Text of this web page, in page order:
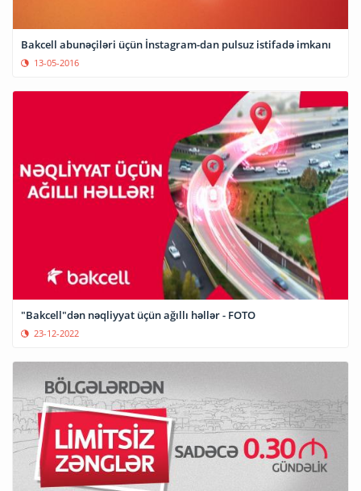
Bakcell abunəçiləri üçün İnstagram-dan pulsuz istifadə imkanı
13-05-2016
"Bakcell"dən nəqliyyat üçün ağıllı həllər - FOTO
23-12-2022